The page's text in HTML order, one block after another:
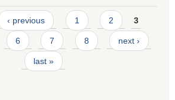
‹ previous 1 2 3
6 7 8 next ›
last »